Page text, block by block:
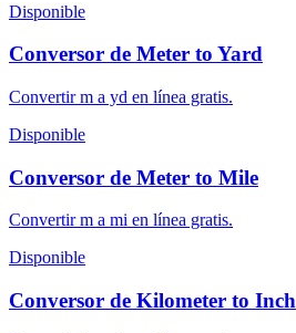
Disponible
Conversor de Meter to Yard
Convertir m a yd en línea gratis.
Disponible
Conversor de Meter to Mile
Convertir m a mi en línea gratis.
Disponible
Conversor de Kilometer to Inch